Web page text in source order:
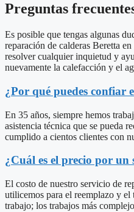
Preguntas
Es posible que tengas algunas
reparación de calderas Beretta
resolver cualquier inquietud y
nuevamente la calefacción y el
¿Por qué puedes confiar
En 35 años, siempre hemos
asistencia técnica que se pueda
cumplido a cientos clientes con
¿Cuál es el precio por un
El costo de nuestro servicio de
utilicemos para el reemplazo y el
trabajo; los trabajos más